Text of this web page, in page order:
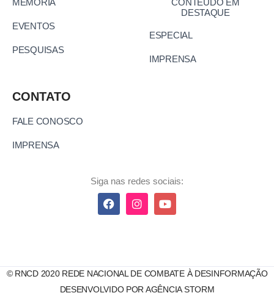
EVENTOS
PESQUISAS
DESTAQUE
ESPECIAL
IMPRENSA
CONTATO
FALE CONOSCO
IMPRENSA
Siga nas redes sociais:
© RNCD 2020 REDE NACIONAL DE COMBATE À DESINFORMAÇÃO
DESENVOLVIDO POR AGÊNCIA STORM